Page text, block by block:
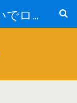
月30,000円のお小遣いでロードバイク